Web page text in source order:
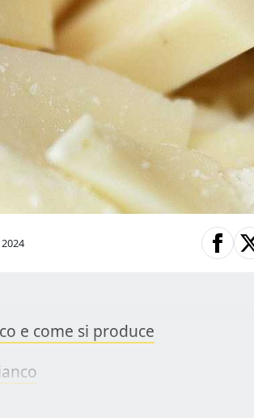
e come si produce